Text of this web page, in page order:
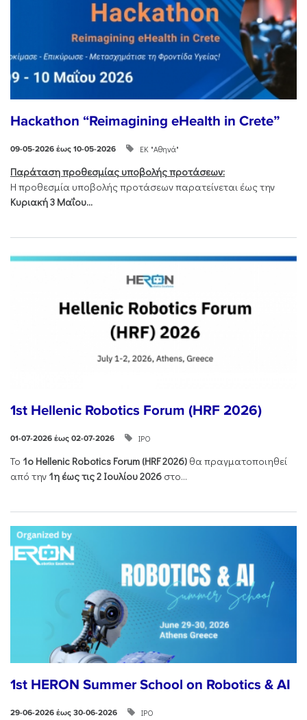
Hackathon “Reimagining eHealth in Crete”
09-05-2026 έως 10-05-2026 ΕΚ "Αθηνά"
Παράταση προθεσμίας υποβολής προτάσεων:
Η προθεσμία υποβολής προτάσεων παρατείνεται έως την
Κυριακή 3 Μαΐου...
1st Hellenic Robotics Forum (HRF 2026)
01-07-2026 έως 02-07-2026 ΙΡΟ
Το 1ο Hellenic Robotics Forum (HRF2026) θα πραγματοποιηθεί
από την 1η έως τις 2 Ιουλίου 2026 στο...
1st HERON Summer School on Robotics & AI
29-06-2026 έως 30-06-2026 ΙΡΟ